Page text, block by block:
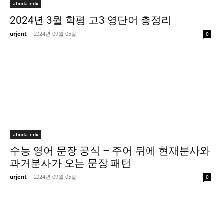
aboda_edu
2024년 3월 학평 고3 영단어 총정리
urjent - 2024년 09월 05일 0
aboda_edu
수능 영어 문장 공식 – 주어 뒤에 현재분사와
과거분사가 오는 문장 패턴
urjent - 2024년 09월 05일 0